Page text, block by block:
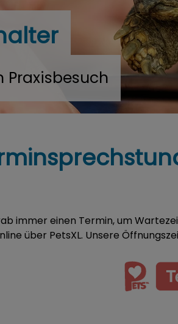
Praxisbesuch
immer einen Termin, um
über PetsXL. Unsere